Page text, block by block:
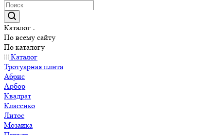
Каталог
По всему сайту
По каталогу
Каталог
Тротуарная плита
Абрис
Арбор
Квадрат
Классико
Литос
Мозаика